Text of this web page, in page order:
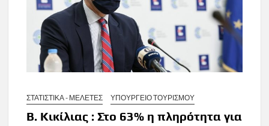
ΣΤΑΤΙΣΤΙΚΑ - ΜΕΛΕΤΕΣ ΥΠΟΥΡΓΕΙΟ ΤΟΥΡΙΣΜΟΥ
Β. Κικίλιας : Στο 63% η πληρότητα για